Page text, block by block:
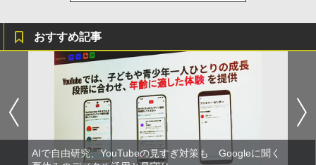
おすすめ記事
AIで自由研究、YouTubeの見すぎ対策も Googleに聞く